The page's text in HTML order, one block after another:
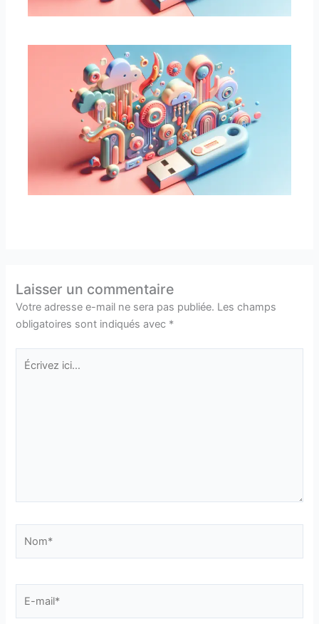
Laisser un commentaire
Votre adresse e-mail ne sera pas publiée. Les champs
obligatoires sont indiqués avec *
Écrivez
ici…
mail*